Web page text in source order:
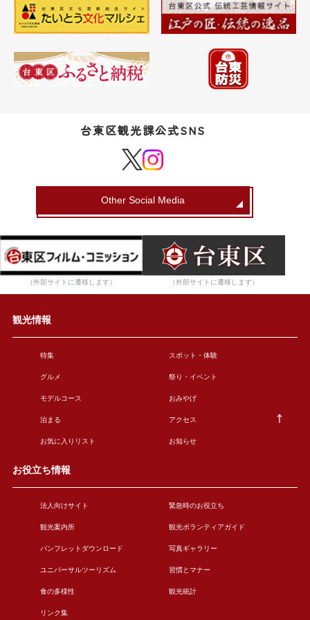
台東区観光課公式SNS
Other Social Media
（外部サイトに遷移します） （外部サイトに遷移します）
観光情報
特集 スポット・体験
グルメ 祭り・イベント
モデルコース おみやげ
泊まる アクセス
お気に入りリスト お知らせ
お役立ち情報
法人向けサイト 緊急時のお役立ち
観光案内所 観光ボランティアガイド
パンフレットダウンロード 写真ギャラリー
ユニバーサルツーリズム 習慣とマナー
食の多様性 観光統計
リンク集